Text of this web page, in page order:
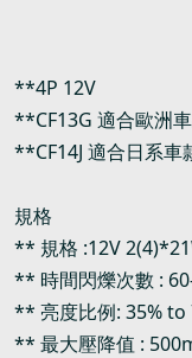
**4P 12V
**CF13G 適合歐洲
**CF14J 適合日系車
規格
** 規格 :12V
** 時間閃爍次數 :
** 亮度比例: 35% to
** 最大壓降值 :